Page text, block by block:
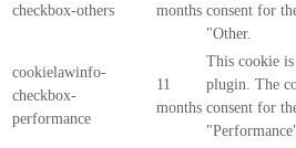
checkbox-others
months consent for
"Other.
cookielawinfo-
checkbox-
performance
11
months
This cookie
plugin. The
consent for